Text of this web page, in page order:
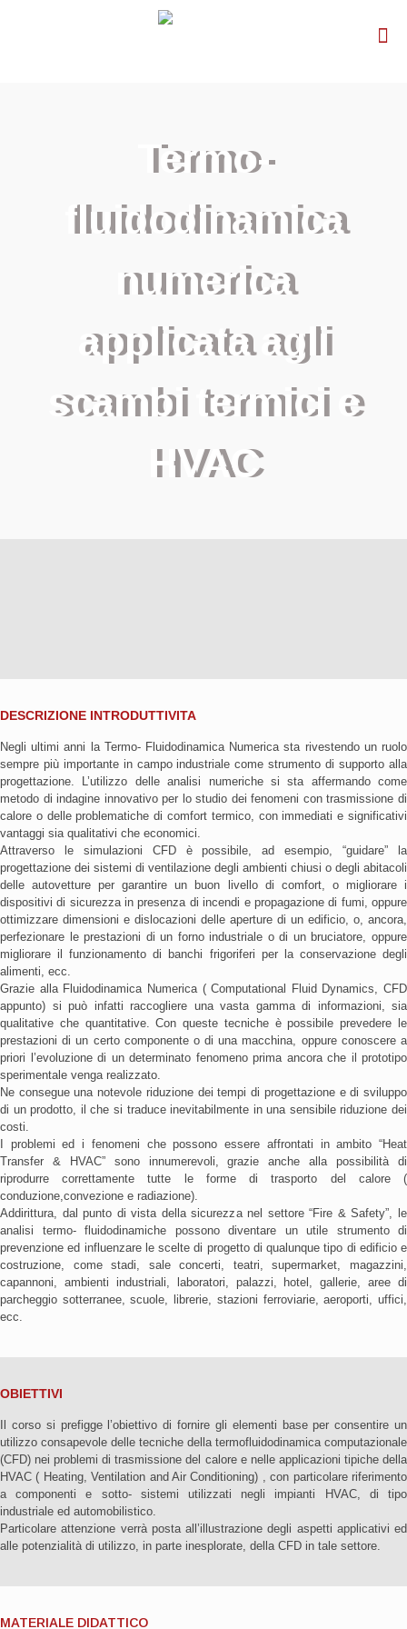
Termo-
fluidodinamica
numerica
applicata agli
scambi termici e
HVAC
DESCRIZIONE INTRODUTTIVITA
Negli ultimi anni la Termo- Fluidodinamica Numerica sta rivestendo un ruolo
sempre più importante in campo industriale come strumento di supporto alla
progettazione. L’utilizzo delle analisi numeriche si sta affermando come
metodo di indagine innovativo per lo studio dei fenomeni con trasmissione di
calore o delle problematiche di comfort termico, con immediati e significativi
vantaggi sia qualitativi che economici.
Attraverso le simulazioni CFD è possibile, ad esempio, “guidare” la
progettazione dei sistemi di ventilazione degli ambienti chiusi o degli abitacoli
delle autovetture per garantire un buon livello di comfort, o migliorare i
dispositivi di sicurezza in presenza di incendi e propagazione di fumi, oppure
ottimizzare dimensioni e dislocazioni delle aperture di un edificio, o, ancora,
perfezionare le prestazioni di un forno industriale o di un bruciatore, oppure
migliorare il funzionamento di banchi frigoriferi per la conservazione degli
alimenti, ecc.
Grazie alla Fluidodinamica Numerica ( Computational Fluid Dynamics, CFD
appunto) si può infatti raccogliere una vasta gamma di informazioni, sia
qualitative che quantitative. Con queste tecniche è possibile prevedere le
prestazioni di un certo componente o di una macchina, oppure conoscere a
priori l’evoluzione di un determinato fenomeno prima ancora che il prototipo
sperimentale venga realizzato.
Ne consegue una notevole riduzione dei tempi di progettazione e di sviluppo
di un prodotto, il che si traduce inevitabilmente in una sensibile riduzione dei
costi.
I problemi ed i fenomeni che possono essere affrontati in ambito “Heat
Transfer & HVAC” sono innumerevoli, grazie anche alla possibilità di
riprodurre correttamente tutte le forme di trasporto del calore (
conduzione,convezione e radiazione).
Addirittura, dal punto di vista della sicurezza nel settore “Fire & Safety”, le
analisi termo- fluidodinamiche possono diventare un utile strumento di
prevenzione ed influenzare le scelte di progetto di qualunque tipo di edificio e
costruzione, come stadi, sale concerti, teatri, supermarket, magazzini,
capannoni, ambienti industriali, laboratori, palazzi, hotel, gallerie, aree di
parcheggio sotterranee, scuole, librerie, stazioni ferroviarie, aeroporti, uffici,
ecc.
OBIETTIVI
Il corso si prefigge l’obiettivo di fornire gli elementi base per consentire un
utilizzo consapevole delle tecniche della termofluidodinamica computazionale
(CFD) nei problemi di trasmissione del calore e nelle applicazioni tipiche della
HVAC ( Heating, Ventilation and Air Conditioning) , con particolare riferimento
a componenti e sotto- sistemi utilizzati negli impianti HVAC, di tipo
industriale ed automobilistico.
Particolare attenzione verrà posta all’illustrazione degli aspetti applicativi ed
alle potenzialità di utilizzo, in parte inesplorate, della CFD in tale settore.
MATERIALE DIDATTICO